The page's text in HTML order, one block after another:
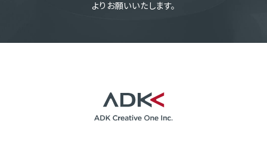
よりお願いいたします。